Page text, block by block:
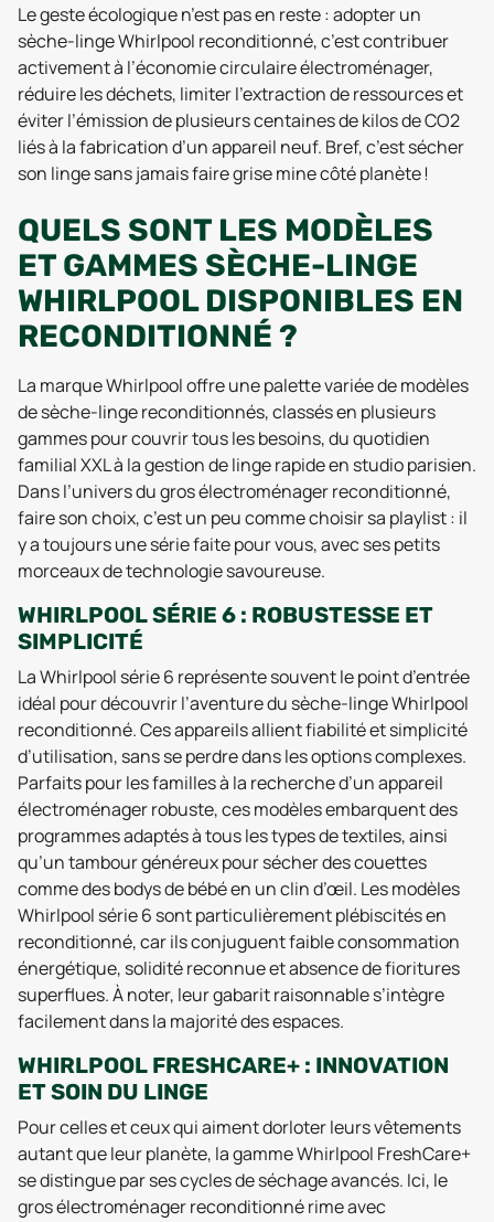
Le geste écologique n’est pas en reste : adopter un
sèche-linge Whirlpool reconditionné, c’est contribuer
activement à l’économie circulaire électroménager,
réduire les déchets, limiter l’extraction de ressources et
éviter l’émission de plusieurs centaines de kilos de CO2
liés à la fabrication d’un appareil neuf. Bref, c’est sécher
son linge sans jamais faire grise mine côté planète !
QUELS SONT LES MODÈLES
ET GAMMES SÈCHE-LINGE
WHIRLPOOL DISPONIBLES EN
RECONDITIONNÉ ?
La marque Whirlpool offre une palette variée de modèles
de sèche-linge reconditionnés, classés en plusieurs
gammes pour couvrir tous les besoins, du quotidien
familial XXL à la gestion de linge rapide en studio parisien.
Dans l’univers du gros électroménager reconditionné,
faire son choix, c’est un peu comme choisir sa playlist : il
y a toujours une série faite pour vous, avec ses petits
morceaux de technologie savoureuse.
WHIRLPOOL SÉRIE 6 : ROBUSTESSE ET
SIMPLICITÉ
La Whirlpool série 6 représente souvent le point d’entrée
idéal pour découvrir l’aventure du sèche-linge Whirlpool
reconditionné. Ces appareils allient fiabilité et simplicité
d’utilisation, sans se perdre dans les options complexes.
Parfaits pour les familles à la recherche d’un appareil
électroménager robuste, ces modèles embarquent des
programmes adaptés à tous les types de textiles, ainsi
qu’un tambour généreux pour sécher des couettes
comme des bodys de bébé en un clin d’œil. Les modèles
Whirlpool série 6 sont particulièrement plébiscités en
reconditionné, car ils conjuguent faible consommation
énergétique, solidité reconnue et absence de fioritures
superflues. À noter, leur gabarit raisonnable s’intègre
facilement dans la majorité des espaces.
WHIRLPOOL FRESHCARE+ : INNOVATION
ET SOIN DU LINGE
Pour celles et ceux qui aiment dorloter leurs vêtements
autant que leur planète, la gamme Whirlpool FreshCare+
se distingue par ses cycles de séchage avancés. Ici, le
gros électroménager reconditionné rime avec